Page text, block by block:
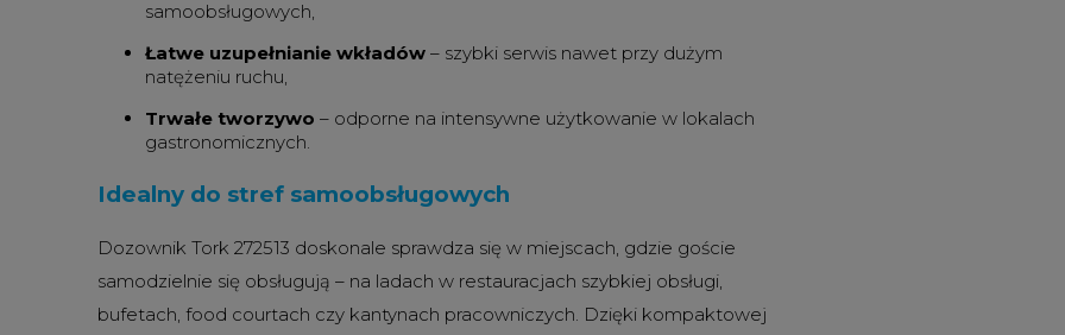
samoobsługowych,
Łatwe uzupełnianie wkładów – szybki serwis nawet przy dużym
natężeniu ruchu,
Trwałe tworzywo – odporne na intensywne użytkowanie w lokalach
gastronomicznych.
Idealny do stref samoobsługowych
Dozownik Tork 272513 doskonale sprawdza się w miejscach, gdzie goście
samodzielnie się obsługują – na ladach w restauracjach szybkiej obsługi,
bufetach, food courtach czy kantynach pracowniczych. Dzięki kompaktowej